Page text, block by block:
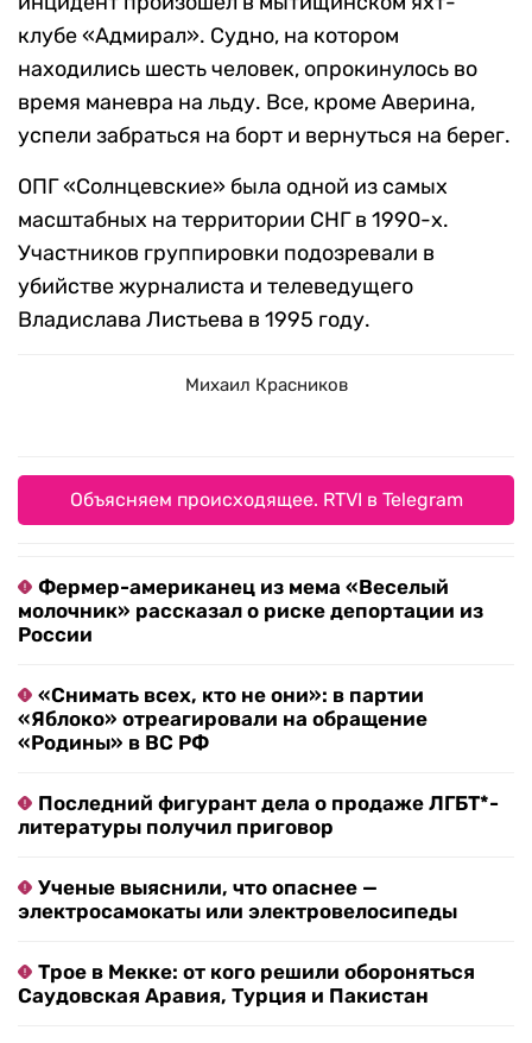
клубе «Адмирал». Судно, на котором
находились шесть человек, опрокинулось во
время маневра на льду. Все, кроме Аверина,
успели забраться на борт и вернуться на берег.
ОПГ «Солнцевские» была одной из самых
масштабных на территории СНГ в 1990-х.
Участников группировки подозревали в
убийстве журналиста и телеведущего
Владислава Листьева в 1995 году.
Михаил Красников
Объясняем происходящее. RTVI в Telegram
Фермер-американец из мема «Веселый
молочник» рассказал о риске депортации из
России
«Снимать всех, кто не они»: в партии
«Яблоко» отреагировали на обращение
«Родины» в ВС РФ
Последний фигурант дела о продаже ЛГБТ*-
литературы получил приговор
Ученые выяснили, что опаснее —
электросамокаты или электровелосипеды
Трое в Мекке: от кого решили обороняться
Саудовская Аравия, Турция и Пакистан